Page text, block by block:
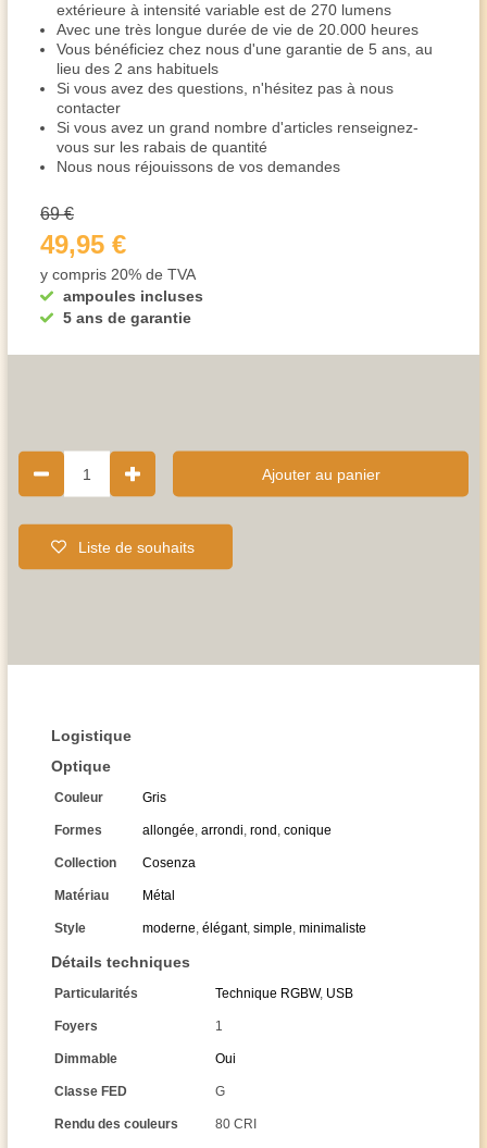
extérieure à intensité variable est de 270 lumens
Avec une très longue durée de vie de 20.000 heures
Vous bénéficiez chez nous d'une garantie de 5 ans, au
lieu des 2 ans habituels
Si vous avez des questions, n'hésitez pas à nous
contacter
Si vous avez un grand nombre d'articles renseignez-
vous sur les rabais de quantité
Nous nous réjouissons de vos demandes
ampoules incluses
5 ans de garantie
69 €
49,95 €
y compris 20% de TVA
1 Ajouter au panier
Liste de souhaits
Logistique
Optique
Couleur Gris
Formes allongée, arrondi, rond , conique
Collection Cosenza
Matériau Métal
Style moderne, élégant, simple, minimaliste
Détails techniques
Particularités Technique RGBW, USB
Foyers 1
Dimmable Oui
Classe FED G
Rendu des couleurs 80 CRI